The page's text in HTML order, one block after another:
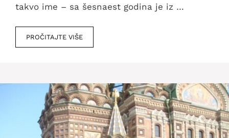
takvo ime – sa šesnaest godina je iz …
PROČITAJTE VIŠE